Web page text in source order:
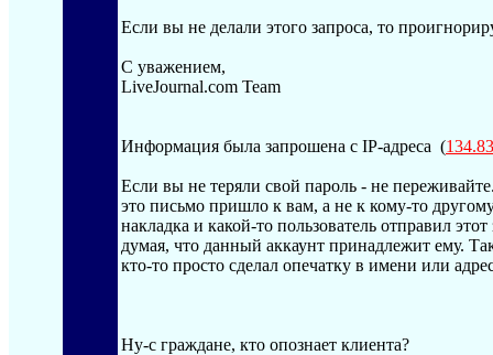
Если вы не делали этого запроса, то
С уважением,
LiveJournal.com Team
Информация была запрошена с IP-адреса (
Если вы не теряли свой пароль - не
это письмо пришло к вам, а не к кому-то
накладка и какой-то пользователь отправил этот
думая, что данный аккаунт принадлежит ему.
кто-то просто сделал опечатку в имени или
Ну-с граждане, кто опознает клиента?